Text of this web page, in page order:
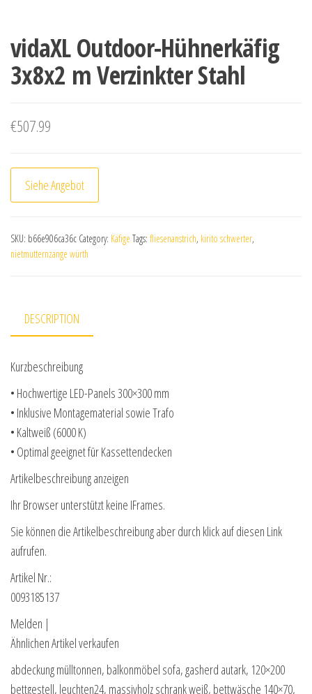
vidaXL Outdoor-Hühnerkäfig
3x8x2 m Verzinkter Stahl
€507.99
Siehe Angebot
SKU: b66e906ca36c Category: Käfige Tags: fliesenanstrich, kirito schwerter,
nietmutternzange würth
DESCRIPTION
Kurzbeschreibung
• Hochwertige LED-Panels 300×300 mm
• Inklusive Montagematerial sowie Trafo
• Kaltweiß (6000 K)
• Optimal geeignet für Kassettendecken
Artikelbeschreibung anzeigen
Ihr Browser unterstützt keine IFrames.
Sie können die Artikelbeschreibung aber durch klick auf diesen Link
aufrufen.
Artikel Nr.:
0093185137
Melden |
Ähnlichen Artikel verkaufen
abdeckung mülltonnen, balkonmöbel sofa, gasherd autark, 120×200
bettgestell, leuchten24, massivholz schrank weiß, bettwäsche 140×70,